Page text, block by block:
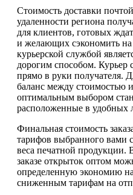
Стоимость доставки
удаленности региона
для клиентов, готовых
и желающих сэкономить на
курьерской службой
дорогим способом. Курьер
прямо в руки получателя.
баланс между стоимостью
оптимальным выбором
расположенные в удобных
Финальная стоимость
тарифов выбранного вами
веса печатной продукции.
заказе открыток оптом
определенную экономию на
сниженным тарифам на